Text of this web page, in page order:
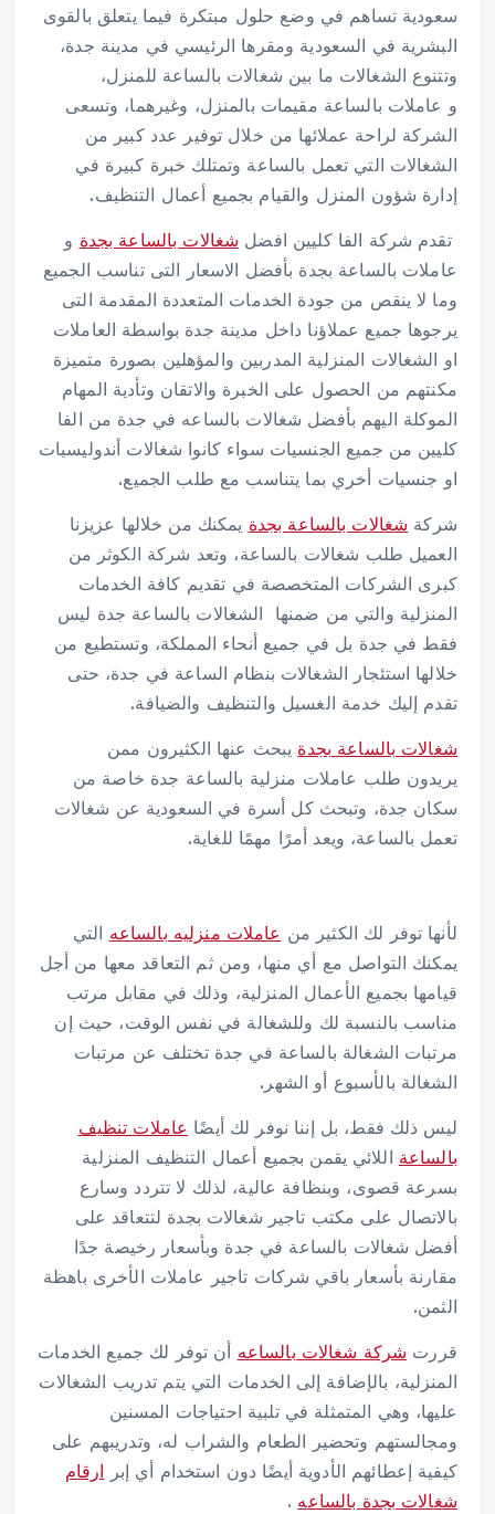
سعودية تساهم في وضع حلول مبتكرة فيما يتعلق بالقوى
البشرية في السعودية ومقرها الرئيسي في مدينة جدة،
وتتنوع الشغالات ما بين شغالات بالساعة للمنزل،
و عاملات بالساعة مقيمات بالمنزل، وغيرهما، وتسعى
الشركة لراحة عملائها من خلال توفير عدد كبير من
الشغالات التي تعمل بالساعة وتمتلك خبرة كبيرة في
إدارة شؤون المنزل والقيام بجميع أعمال التنظيف.
تقدم شركة الفا كليين افضل شغالات بالساعة بجدة و
عاملات بالساعة بجدة بأفضل الاسعار التى تناسب الجميع
وما لا ينقص من جودة الخدمات المتعددة المقدمة التى
يرجوها جميع عملاؤنا داخل مدينة جدة بواسطة العاملات
او الشغالات المنزلية المدربين والمؤهلين بصورة متميزة
مكنتهم من الحصول على الخبرة والاتقان وتأدية المهام
الموكلة اليهم بأفضل شغالات بالساعه في جدة من الفا
كليين من جميع الجنسيات سواء كانوا شغالات أندوليسيات
او جنسيات أخري بما يتناسب مع طلب الجميع.
شركة شغالات بالساعة بجدة يمكنك من خلالها عزيزنا
العميل طلب شغالات بالساعة، وتعد شركة الكوثر من
كبرى الشركات المتخصصة في تقديم كافة الخدمات
المنزلية والتي من ضمنها الشغالات بالساعة جدة ليس
فقط في جدة بل في جميع أنحاء المملكة، وتستطيع من
خلالها استئجار الشغالات بنظام الساعة في جدة، حتى
تقدم إليك خدمة الغسيل والتنظيف والضيافة.
شغالات بالساعة بجدة يبحث عنها الكثيرون ممن
يريدون طلب عاملات منزلية بالساعة جدة خاصة من
سكان جدة، وتبحث كل أسرة في السعودية عن شغالات
تعمل بالساعة، ويعد أمرًا مهمًا للغاية.
لأنها توفر لك الكثير من عاملات منزليه بالساعه التي
يمكنك التواصل مع أي منها، ومن ثم التعاقد معها من أجل
قيامها بجميع الأعمال المنزلية، وذلك في مقابل مرتب
مناسب بالنسبة لك وللشغالة في نفس الوقت، حيث إن
مرتبات الشغالة بالساعة في جدة تختلف عن مرتبات
الشغالة بالأسبوع أو الشهر.
ليس ذلك فقط، بل إننا نوفر لك أيضًا عاملات تنظيف
بالساعة اللائي يقمن بجميع أعمال التنظيف المنزلية
بسرعة قصوى، وبنظافة عالية، لذلك لا تتردد وسارع
بالاتصال على مكتب تاجير شغالات بجدة لتتعاقد على
أفضل شغالات بالساعة في جدة وبأسعار رخيصة جدًا
مقارنة بأسعار باقي شركات تاجير عاملات الأخرى باهظة
الثمن.
قررت شركة شغالات بالساعه أن توفر لك جميع الخدمات
المنزلية، بالإضافة إلى الخدمات التي يتم تدريب الشغالات
عليها، وهي المتمثلة في تلبية احتياجات المسنين
ومجالستهم وتحضير الطعام والشراب له، وتدريبهم على
كيفية إعطائهم الأدوية أيضًا دون استخدام أي إبر ارقام
شغالات بجدة بالساعه .